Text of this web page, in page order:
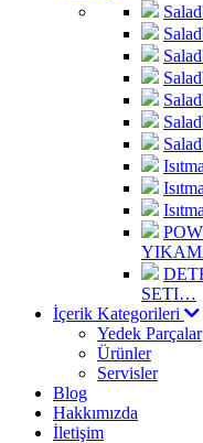
SETI…
İçerik Kategorileri
Yedek Parçalar
Ürünler
Servisler
Blog
Hakkımızda
İletişim